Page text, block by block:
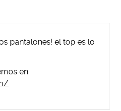
pantalones! el top es lo
en